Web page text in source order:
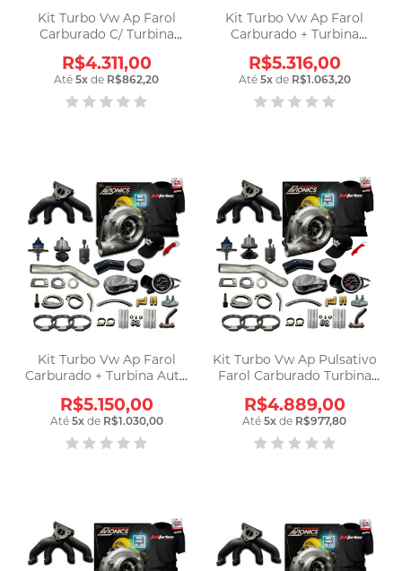
Kit Turbo Vw Ap Farol
Carburado C/ Turbina
R$4.311,00
Até5x de R$862,20
Kit Turbo Vw Ap Farol
Carburado + Turbina
R$5.316,00
Até 5xde R$1.063,20
Kit Turbo Vw Ap Farol
Carburado + Turbina Auto
R$5.150,00
Até 5xde R$1.030,00
Kit Turbo Vw Ap Pulsativo
Farol Carburado Turbina
R$4.889,00
Até5x de R$977,80